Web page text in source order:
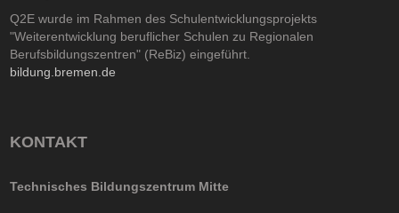
Q2E wurde im Rahmen des Schulentwicklungsprojekts
"Weiterentwicklung beruflicher Schulen zu Regionalen
Berufsbildungszentren" (ReBiz) eingeführt.
bildung.bremen.de
KONTAKT
Technisches Bildungszentrum Mitte